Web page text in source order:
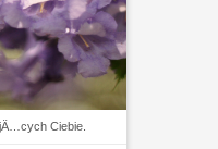
Ciebie.